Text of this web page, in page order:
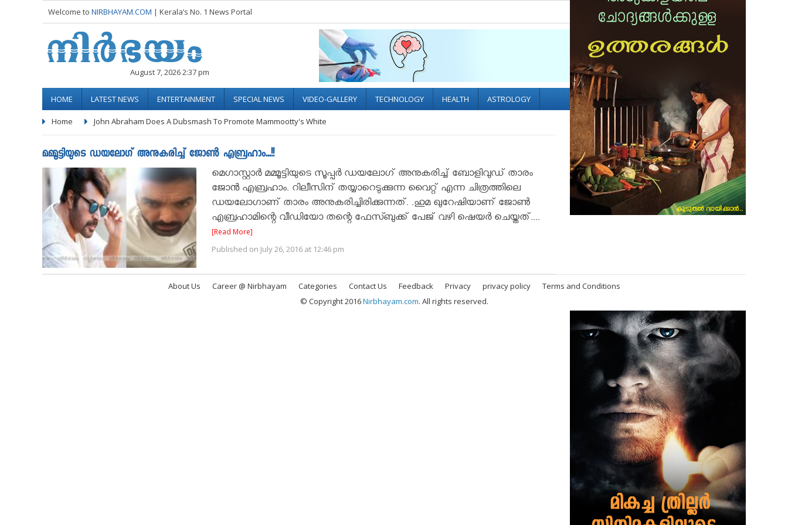
Welcome to NIRBHAYAM.COM | Kerala’s No. 1 News Portal Socialize with us
August 7, 2026 2:37 pm
HOME LATEST NEWS ENTERTAINMENT SPECIAL NEWS VIDEO-GALLERY TECHNOLOGY HEALTH ASTROLOGY
Home John Abraham Does A Dubsmash To Promote Mammootty's White
മമ്മൂട്ടിയുടെ ഡയലോഗ് അനുകരിച്ച് ജോൺ എബ്രഹാം...!!
മെഗാസ്റ്റാർ മമ്മൂട്ടിയുടെ സൂപ്പര്‍ ഡയലോഗ് അനുകരിച്ച് ബോളിവുഡ് താരം
ജോൻ എബ്രഹാം. റിലീസിന് തയ്യാറെടുക്കുന്ന വൈറ്റ് എന്ന ചിത്രത്തിലെ
ഡയലോഗാണ് താരം അനുകരിച്ചിരിക്കുന്നത്. .ഹുമ ഖുറേഷിയാണ് ജോണ്‍
എബ്രഹാമിന്റെ വീഡിയോ തന്റെ ഫേസ്ബുക്ക് പേജ് വഴി ഷെയര്‍ ചെയ്തത്....
[Read More]
Published on July 26, 2016 at 12:46 pm
About Us Career @ Nirbhayam Categories Contact Us Feedback Privacy privacy policy
Terms and Conditions
© Copyright 2016Nirbhayam.com. All rights reserved.